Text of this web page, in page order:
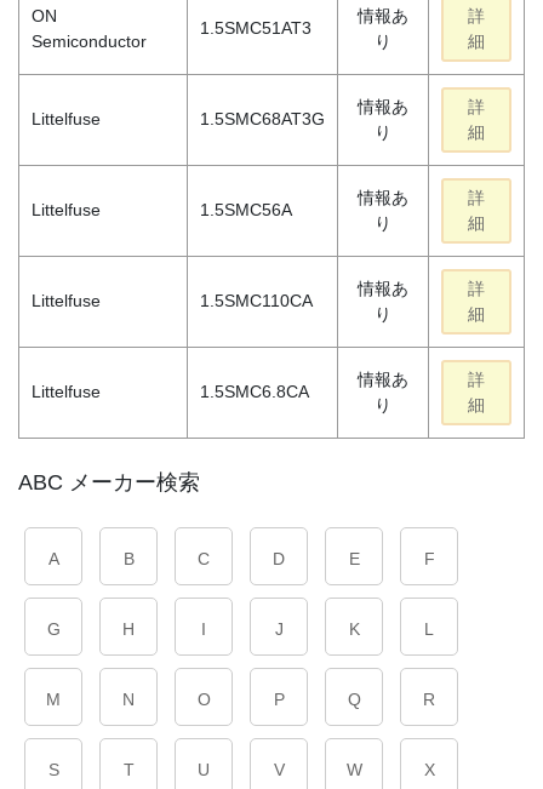
ON
Semiconductor
1.5SMC51AT3
情報あ
り
詳
細
Littelfuse 1.5SMC68AT3G
情報あ
り
詳
細
Littelfuse 1.5SMC56A
情報あ
り
詳
細
Littelfuse 1.5SMC110CA
情報あ
り
詳
細
Littelfuse 1.5SMC6.8CA
情報あ
り
詳
細
ABC メーカー検索
A B C D E F
G H I J K L
M N O P Q R
S T U V W X